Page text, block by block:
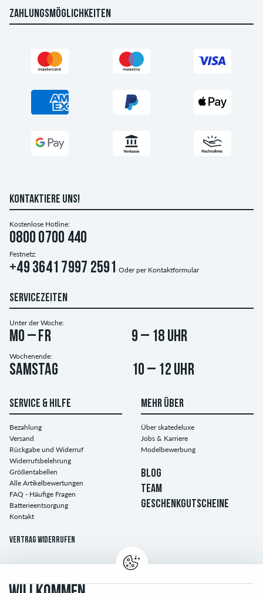
ZAHLUNGSMÖGLICHKEITEN
KONTAKTIERE UNS!
Kostenlose Hotline:
0800 0700 440
Festnetz:
+49 3641 7997 2591 Oder per Kontaktformular
SERVICEZEITEN
Unter der Woche:
Mo – Fr 9 – 18 Uhr
Wochenende:
Samstag 10 – 12 Uhr
SERVICE & HILFE
Bezahlung
Versand
Rückgabe und Widerruf
Widerrufsbelehrung
Größentabellen
Alle Artikelbewertungen
FAQ - Häufige Fragen
Batterieentsorgung
Kontakt
Vertrag widerrufen
MEHR ÜBER
Über skatedeluxe
Jobs & Karriere
Modelbewerbung
BLOG
TEAM
GESCHENKGUTSCHEINE